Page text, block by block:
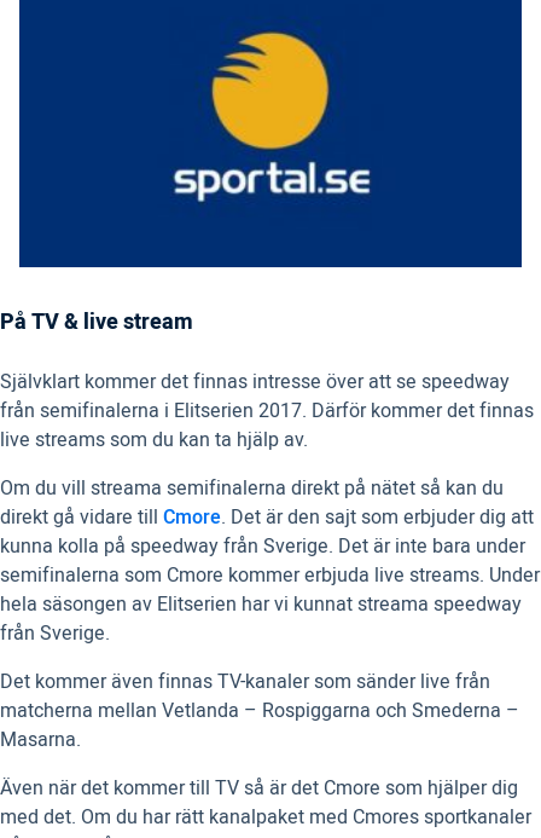
På TV & live stream
Självklart kommer det finnas intresse över att se speedway
från semifinalerna i Elitserien 2017. Därför kommer det finnas
live streams som du kan ta hjälp av.
Om du vill streama semifinalerna direkt på nätet så kan du
direkt gå vidare till Cmore. Det är den sajt som erbjuder dig att
kunna kolla på speedway från Sverige. Det är inte bara under
semifinalerna som Cmore kommer erbjuda live streams. Under
hela säsongen av Elitserien har vi kunnat streama speedway
från Sverige.
Det kommer även finnas TV-kanaler som sänder live från
matcherna mellan Vetlanda – Rospiggarna och Smederna –
Masarna.
Även när det kommer till TV så är det Cmore som hjälper dig
med det. Om du har rätt kanalpaket med Cmores sportkanaler